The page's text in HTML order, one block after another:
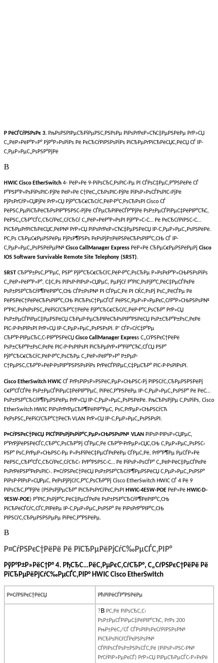
Р РёСЃСѓРЅРѕРє 3. РљРѕРЅРІРµСЂРіРµРЅС‚РЅРѕРµ РїРѕРґРєР»СЋС‡РµРЅРёРµ РґР»СЏ
С„РёР»РёР°Р»Р° РјР°Р»РѕРіРѕ Рё РєСЂСѓРїРЅРѕРіРѕ РїСЂРµРґРїСЂРёСЏС‚РёСЏ СЃ IP-
С‚РµР»РµС„РѕРЅР°РјРё
В
HWIC Cisco EtherSwitch 4- РёР»Рё 9-РїРѕСЂС‚РѕРІС‹Рµ РІ СЃРѕС‡РµС‚Р°РЅРёРё СЃ
Р°РЅР°Р»РѕРіРѕРІС‹РјРё РёР»Рё С†РёС„СЂРѕРІС‹РјРё РіРѕР»РѕСЃРѕРІС‹РјРё
РјРѕРґСѓР»СЏРјРё РґР»СЏ РјР°СЂС€СЂСѓС‚РёР·Р°С‚РѕСЂРѕРІ Cisco СЃ
РёРЅС‚РµРіСЂРёСЂРѕРІР°РЅРЅС‹РјРё СЃРµСЂРІРёСЃР°РјРё РѕР±РµСЃРїРµС‡РёРІР°СЋС‚
РёРЅС„СЂР°СЃС‚СЂСѓРєС‚СѓСЂСѓ С„РёР»РёР°Р»РѕРІ РјР°Р»С‹С… Рё РєСЂСѓРїРЅС‹С…
РїСЂРµРґРїСЂРёСЏС‚РёР№ РґР»СЏ РїРѕРґРєР»СЋС‡РµРЅРёСЏ IP-С‚РµР»РµС„РѕРЅРёРё.
Р­С‚Рѕ СЂРµС€РµРЅРёРµ РјРѕР¶РЅРѕ РєРѕРјР±РёРЅРёСЂРѕРІР°С‚СЊ СЃ IP-
С‚РµР»РµС„РѕРЅРёРµР№ Cisco CallManager Express РёР»Рё СЂРµС€РµРЅРёРµРј Cisco
IOS Software Survivable Remote Site Telephony (SRST).
SRST СЂР°Р±РѕС‚Р°РµС‚ РЅР° РјР°СЂС€СЂСѓС‚РёР·Р°С‚РѕСЂРµ Р»РѕРєР°Р»СЊРЅРѕРіРѕ
С„РёР»РёР°Р»Р°, С‡С‚Рѕ РїРѕР·РІРѕР»СЏРµС‚ РµРјСѓ Р°РІС‚РѕРјР°С‚РёС‡РµСЃРєРё
РѕР±РЅР°СЂСѓР¶РёРІР°С‚СЊ СЃР±РѕР№ РІ СЃРµС‚Рё РІ СЌС‚РѕРј РѕС„РёСЃРµ Рё
РёРЅРёС†РёРёСЂРѕРІР°С‚СЊ РїСЂРѕС†РµСЃСЃ РёРЅС‚РµР»Р»РµРєС‚СѓР°Р»СЊРЅРѕР№
Р°РІС‚РѕРєРѕРЅС„РёРіСѓСЂР°С†РёРё РјР°СЂС€СЂСѓС‚РёР·Р°С‚РѕСЂР° РґР»СЏ
РѕР±РµСЃРїРµС‡РµРЅРёСЏ СЂРµР·РµСЂРІРёСЂРѕРІР°РЅРёСЏ РѕР±СЂР°Р±РѕС‚РєРё
РІС‹Р·РѕРІРѕРІ РґР»СЏ IP-С‚РµР»РµС„РѕРЅРѕРІ. Р’ СЃР»СѓС‡Р°Рµ
СЂР°Р·РІРµСЂС‚С‹РІР°РЅРёСЏ Cisco CallManager Express С„СѓРЅРєС†РёРё
РѕР±СЂР°Р±РѕС‚РєРё РІС‹Р·РѕРІРѕРІ РїСЂРµРґР»Р°РіР°СЋС‚СЃСЏ РЅР°
РјР°СЂС€СЂСѓС‚РёР·Р°С‚РѕСЂРµ С„РёР»РёР°Р»Р° Р±РµР·
С†РµРЅС‚СЂР°Р»РёР·РѕРІР°РЅРЅРѕРіРѕ РґРёСЃРїРµС‚С‡РµСЂР° РІС‹Р·РѕРІРѕРІ.
Cisco EtherSwitch HWIC СЃ РґРѕРїРѕР»РЅРёС‚РµР»СЊРЅС‹Рј РІРЅСѓС‚СЂРµРЅРЅРёРј
С€Р°СЃСЃРё РѕР±РµСЃРїРµС‡РёРІР°РµС‚ РїРёС‚Р°РЅРёРµ IP-С‚РµР»РµС„РѕРЅР° Рё РёС…
РѕР±РЅР°СЂСѓР¶РµРЅРёРµ РґР»СЏ IP-С‚РµР»РµС„РѕРЅРёРё. РљСЂРѕРјРµ С‚РѕРіРѕ, Cisco
EtherSwitch HWIC РїРѕРґРґРµСЂР¶РёРІР°РµС‚ РѕС‚РґРµР»СЊРЅСѓСЋ
РєРѕРЅС„РёРіСѓСЂР°С†РёСЋ VLAN РґР»СЏ IP-С‚РµР»РµС„РѕРЅРѕРІ.
Р¤СѓРЅРєС†РёСЏ РІСЃРїРѕРјРѕРіР°С‚РµР»СЊРЅРѕР№ VLAN РїРѕР·РІРѕР»СЏРµС‚
Р°РґРјРёРЅРёСЃС‚СЂР°С‚РѕСЂР°Рј СЃРµС‚Рё СЂР°Р·РґРµР»СЏС‚СЊ С‚РµР»РµС„РѕРЅС‹
РЅР° РѕС‚РґРµР»СЊРЅС‹Рµ Р»РѕРіРёС‡РµСЃРєРёРµ СЃРµС‚Рё, РґР°Р¶Рµ РµСЃР»Рё
РёРЅС„СЂР°СЃС‚СЂСѓРєС‚СѓСЂС‹ РґР°РЅРЅС‹С… Рё РіРѕР»РѕСЃР° С„РёР·РёС‡РµСЃРєРё
РѕРґРёРЅР°РєРѕРІС‹. Р¤СѓРЅРєС†РёСЏ РѕР±РЅР°СЂСѓР¶РµРЅРёСЏ С‚РµР»РµС„РѕРЅР°
РїРѕР·РІРѕР»СЏРµС‚ РєРѕРјРјСѓС‚Р°С‚РѕСЂР°Рј Cisco EtherSwitch HWIC СЃ 4 Рё 9
РїРѕСЂС‚Р°РјРё (РЅРѕРјРµСЂР° РїСЂРѕРґСѓРєС‚РѕРІ
HWIC-4ESW-POE РёР»Рё HWIC-D-
9ESW-POE) Р°РІС‚РѕРјР°С‚РёС‡РµСЃРєРё РѕР±РЅР°СЂСѓР¶РёРІР°С‚СЊ
РїСЂРёСЃСѓС‚СЃС‚РІРёРµ IP-С‚РµР»РµС„РѕРЅР° Рё РїРѕРґР°РІР°С‚СЊ
РІРЅСѓС‚СЂРµРЅРЅРµРµ РїРёС‚Р°РЅРёРµ.
В
Р¤СѓРЅРєС†РёРё Рё РїСЂРµРёРјСѓС‰РµСЃС‚РІР°
РўР°Р±Р»РёС†Р° 4. РђСЂС…РёС‚РµРєС‚СѓСЂР°, С„СѓРЅРєС†РёРё Рё
РїСЂРµРёРјСѓС‰РµСЃС‚РІР° HWIC Cisco EtherSwitch
Р¤СѓРЅРєС†РёСЏ РћРїРёСЃР°РЅРёРµ
?В Р­С‚Рё РїРѕСЂС‚С‹
РѕР±РµСЃРїРµС‡РёРІР°СЋС‚ РґРѕ 200
РњР±РёС‚/СЃ СЃРѕРІРѕРєСѓРїРЅРѕР№
РїСЂРѕРїСѓСЃРєРЅРѕР№
СЃРїРѕСЃРѕР±РЅРѕСЃС‚Рё (РїРѕР»РЅС‹Р№
РґСѓРїР»РµРєСЃ) РґР»СЏ РїРµСЂРµСЃС‹Р»РєРё